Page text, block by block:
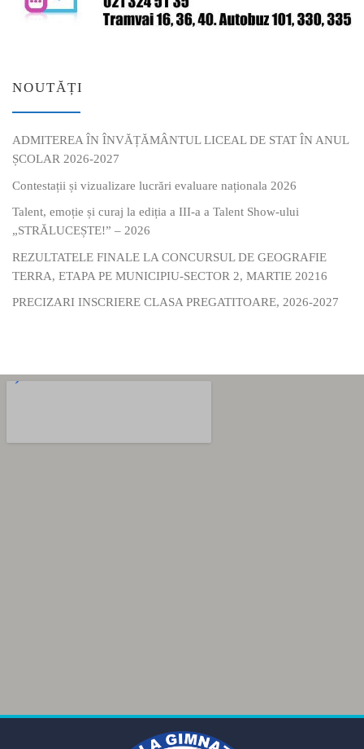
NOUTĂȚI
ADMITEREA ÎN ÎNVĂȚĂMÂNTUL LICEAL DE STAT ÎN ANUL
ȘCOLAR 2026-2027
Contestații și vizualizare lucrări evaluare naționala 2026
Talent, emoție și curaj la ediția a III-a a Talent Show-ului
„STRĂLUCEȘTE!” – 2026
REZULTATELE FINALE LA CONCURSUL DE GEOGRAFIE
TERRA, ETAPA PE MUNICIPIU-SECTOR 2, MARTIE 20216
PRECIZARI INSCRIERE CLASA PREGATITOARE, 2026-2027